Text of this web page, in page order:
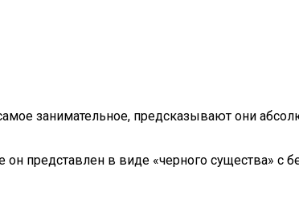
занимательное, предсказывают они
представлен в виде «черного существа» с